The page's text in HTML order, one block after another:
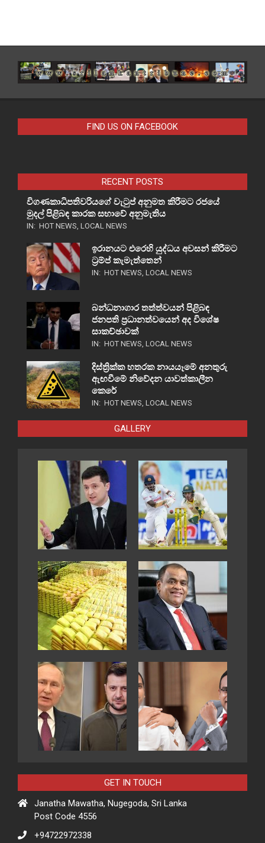
FIND US ON FACEBOOK
RECENT POSTS
විගණකාධිපතිවරියගේ වැටුප් අනුමත කිරීමට රජයේ
මුදල් පිළිබඳ කාරක සභාවේ අනුමැතිය
IN: HOT NEWS, LOCAL NEWS
ඉරානයට එරෙහි යුද්ධය අවසන් කිරීමට
ට්‍රම්ප් කැමැත්තෙන්
IN: HOT NEWS, LOCAL NEWS
බන්ධනාගාර තත්ත්වයන් පිළිබඳ
ජනපති ප්‍රධානත්වයෙන් අද විශේෂ
සාකච්ඡාවක්
IN: HOT NEWS, LOCAL NEWS
දිස්ත්‍රික්ක හතරක නායයෑමේ අනතුරු
ඇඟවීමේ නිවේදන යාවත්කාලීන
කෙරේ
IN: HOT NEWS, LOCAL NEWS
GALLERY
GET IN TOUCH
Janatha Mawatha, Nugegoda, Sri Lanka
Post Code 4556
+94722972338